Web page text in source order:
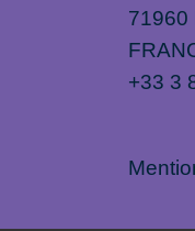
71960
+33 3